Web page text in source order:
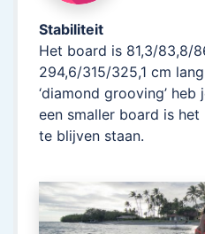
Stabiliteit
Het board is 81,3/83,8/
294,6/315/325,1 cm
‘diamond grooving’
een smaller board is
te blijven staan.